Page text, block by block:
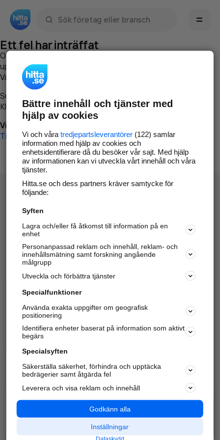
Ett fel har inträffat
Om du vill kan du
uppstod så att vi lättare och snabbare kan avhjälpa det.
Vänligen försök med följande:
Surfa till
Klicka påTillbaka-knappen i webbläsaren och försök igen
Vi beklagar besväret!
Till startsidan
Hitta.se - Gratis nummerupplysning.
Sök företag, personer och platser.
Hitta telefonnummer, adresser, företagsinfo mm.
Marknadsför företaget
Kom igång och annonsera mot
samarbetspartners nära dig.
Alla kategorier
Populära sökningar
API & Kartor
Annonsera
Integritet
Nödnummer
Bättre innehåll och tjänster med
hjälp av cookies
Vi och våra tredjepartsleverantörer(122) samlar
information med hjälp av cookies och
enhetsidentifierare då du besöker vår sajt. Med hjälp
av informationen kan vi utveckla vårt innehåll och våra
tjänster.
Hitta.se och dess partners kräver samtycke för
följande:
Syften
Lagra och/eller få åtkomst till information på en
enhet
Personanpassad reklam och innehåll, reklam- och
innehållsmätning samt forskning angående
målgrupp
Utveckla och förbättra tjänster
Specialfunktioner
Använda exakta uppgifter om geografisk
positionering
Identifiera enheter baserat på information som aktivt
begärs
Specialsyften
Säkerställa säkerhet, förhindra och upptäcka
bedrägerier samt åtgärda fel
Leverera och visa reklam och innehåll
Godkänn alla
Inställningar
Dataskydd